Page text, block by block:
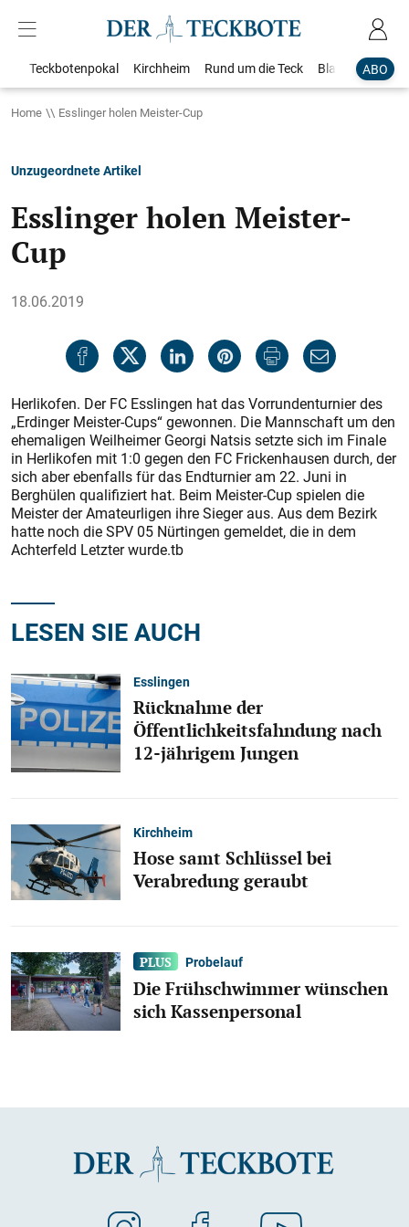
ABO
Teckbotenpokal Kirchheim Rund um die Teck Blaulicht
Home Esslinger holen Meister-Cup
Unzugeordnete Artikel
Esslinger holen Meister-
Cup
18.06.2019
Herlikofen. Der FC Esslingen hat das Vorrundenturnier des
„Erdinger Meister-Cups“ gewonnen. Die Mannschaft um den
ehemaligen Weilheimer Georgi Natsis setzte sich im Finale
in Herlikofen mit 1:0 gegen den FC Frickenhausen durch, der
sich aber ebenfalls für das Endturnier am 22. Juni in
Berghülen qualifiziert hat. Beim Meister-Cup spielen die
Meister der Amateurligen ihre Sieger aus. Aus dem Bezirk
hatte noch die SPV 05 Nürtingen gemeldet, die in dem
Achterfeld Letzter wurde.tb
LESEN SIE AUCH
Esslingen
Rücknahme der
Öffentlichkeitsfahndung nach
12-jährigem Jungen
Kirchheim
Hose samt Schlüssel bei
Verabredung geraubt
Probelauf
Die Frühschwimmer wünschen
sich Kassenpersonal